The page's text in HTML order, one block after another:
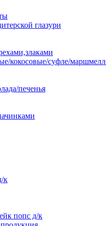
глазури
кокосовые/суфле/
печенья
к
попс д/к